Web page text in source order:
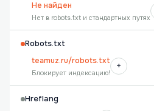
Не найден
Нет в robots.txt и стандартных путях
Robots.txt
teamuz.ru/robots.txt
Блокирует индексацию!
+
Hreflang